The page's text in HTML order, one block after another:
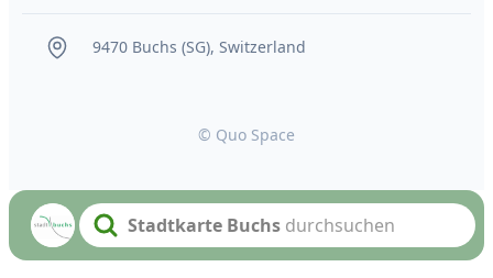
Search textStadtkarte Buchs durchsuchen
9470 Buchs (SG), Switzerland
© Quo Space